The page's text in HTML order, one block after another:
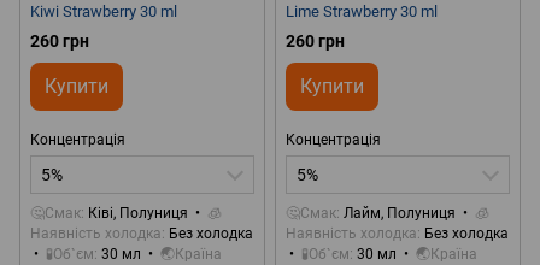
Kiwi Strawberry 30 ml
260 грн
Купити
Концентрація
5%
🤔Смак Ківі, Полуниця
🧊
Наявність холодка
Без холодка
🧪Об`єм 30 мл
🌏Країна
Lime Strawberry 30 ml
260 грн
Купити
Концентрація
5%
🤔Смак Лайм, Полуниця
🧊
Наявність холодка
Без холодка
🧪Об`єм 30 мл
🌏Країна